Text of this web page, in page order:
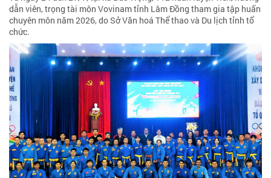
dẫn viên, trọng tài môn Vovinam tỉnh Lâm Đồng tham gia tập huấn
chuyên môn năm 2026, do Sở Văn hoá Thể thao và Du lịch tỉnh tổ
chức.